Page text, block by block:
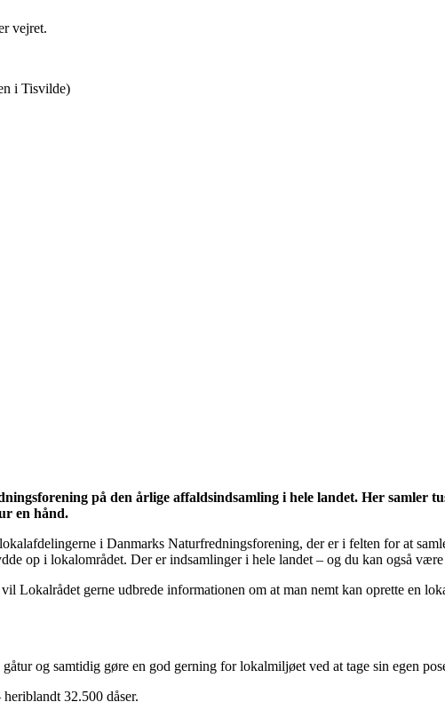
vejret.
i Tisvilde)
på den årlige affaldsindsamling i hele landet. Her samler
en hånd.
i Danmarks Naturfredningsforening, der er i felten for at
op i lokalområdet. Der er indsamlinger i hele landet – og du kan også være
Lokalrådet gerne udbrede informationen om at man nemt kan oprette en
og samtidig gøre en god gerning for lokalmiljøet ved at tage sin egen
32.500 dåser.